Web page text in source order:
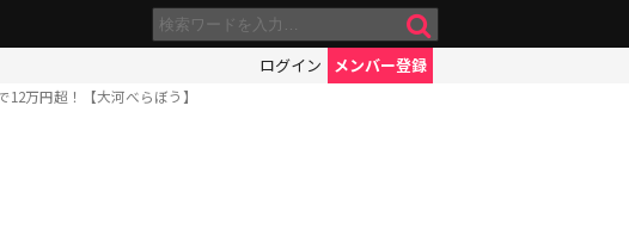
ログイン メンバー登録
万円超！【大河べらぼう】